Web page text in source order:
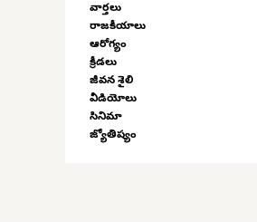
వార్తలు
రాజకీయాలు
ఆరోగ్యం
క్రీడలు
జీవన శైలి
వీడియోలు
సినిమా
జ్యోతిష్యం